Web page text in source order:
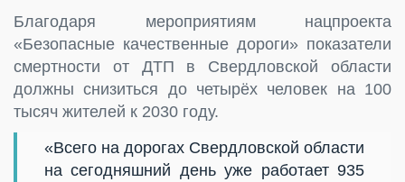
Благодаря мероприятиям нацпроекта
«Безопасные качественные дороги» показатели
смертности от ДТП в Свердловской области
должны снизиться до четырёх человек на 100
тысяч жителей к 2030 году.
«Всего на дорогах Свердловской области
на сегодняшний день уже работает 935